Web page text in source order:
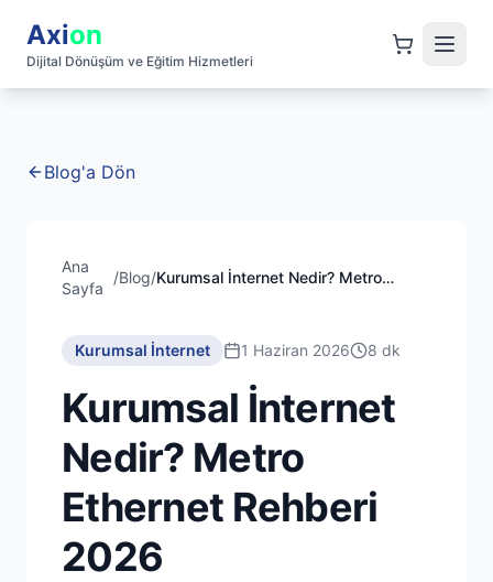
Axion
Dijital Dönüşüm ve Eğitim Hizmetleri
Blog'a Dön
Ana
Sayfa
/Blog/Kurumsal İnternet Nedir? Metro
Kurumsal İnternet 1 Haziran 2026 8 dk
Kurumsal İnternet
Nedir? Metro
Ethernet Rehberi
2026